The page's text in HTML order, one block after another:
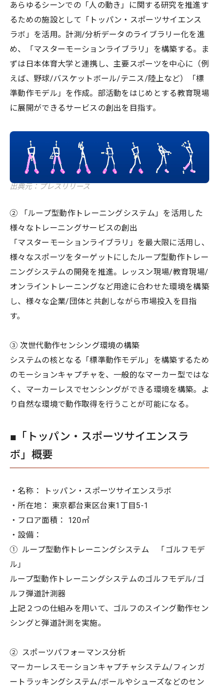
あらゆるシーンでの「人の動き」に関する研究を推進す
るための施設として「トッパン・スポーツサイエンス
ラボ」を活用。計測/分析データのライブラリー化を進
め、「マスターモーションライブラリ」を構築する。ま
ずは日本体育大学と連携し、主要スポーツを中心に（例
えば、野球/バスケットボール/テニス/陸上など）「標
準動作モデル」を作成。部活動をはじめとする教育現場
に展開ができるサービスの創出を目指す。
出典元：プレスリリース
② 「ループ型動作トレーニングシステム」を活用した
様々なトレーニングサービスの創出
「マスターモーションライブラリ」を最大限に活用し、
様々なスポーツをターゲットにしたループ型動作トレー
ニングシステムの開発を推進。レッスン現場/教育現場/
オンライントレーニングなど用途に合わせた環境を構築
し、様々な企業/団体と共創しながら市場投入を目指
す。
③ 次世代動作センシング環境の構築
システムの核となる「標準動作モデル」を構築するため
のモーションキャプチャを、一般的なマーカー型ではな
く、マーカーレスでセンシングができる環境を構築。よ
り自然な環境で動作取得を行うことが可能になる。
■「トッパン・スポーツサイエンスラ
ボ」概要
・名称： トッパン・スポーツサイエンスラボ
・所在地： 東京都台東区台東1丁目5-1
・フロア面積： 120㎡
・設備：
① ループ型動作トレーニングシステム 「ゴルフモデ
ル」
ループ型動作トレーニングシステムのゴルフモデル/ゴ
ルフ弾道計測器
上記２つの仕組みを用いて、ゴルフのスイング動作セン
シングと弾道計測を実施。
② スポーツパフォーマンス分析
マーカーレスモーションキャプチャシステム/フィンガ
ートラッキングシステム/ボールやシューズなどのセン